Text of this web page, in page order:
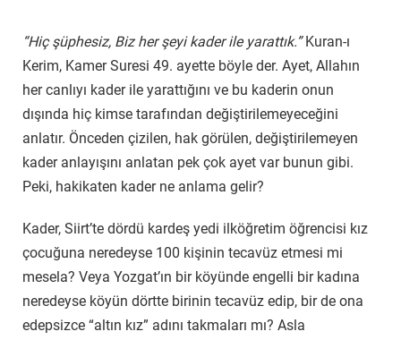
“Hiç şüphesiz, Biz her şeyi kader ile yarattık.”Kuran-ı
Kerim, Kamer Suresi 49. ayette böyle der. Ayet, Allahın
her canlıyı kader ile yarattığını ve bu kaderin onun
dışında hiç kimse tarafından değiştirilemeyeceğini
anlatır. Önceden çizilen, hak görülen, değiştirilemeyen
kader anlayışını anlatan pek çok ayet var bunun gibi.
Peki, hakikaten kader ne anlama gelir?
Kader, Siirt’te dördü kardeş yedi ilköğretim öğrencisi kız
çocuğuna neredeyse 100 kişinin tecavüz etmesi mi
mesela? Veya Yozgat’ın bir köyünde engelli bir kadına
neredeyse köyün dörtte birinin tecavüz edip, bir de ona
edepsizce “altın kız” adını takmaları mı? Asla